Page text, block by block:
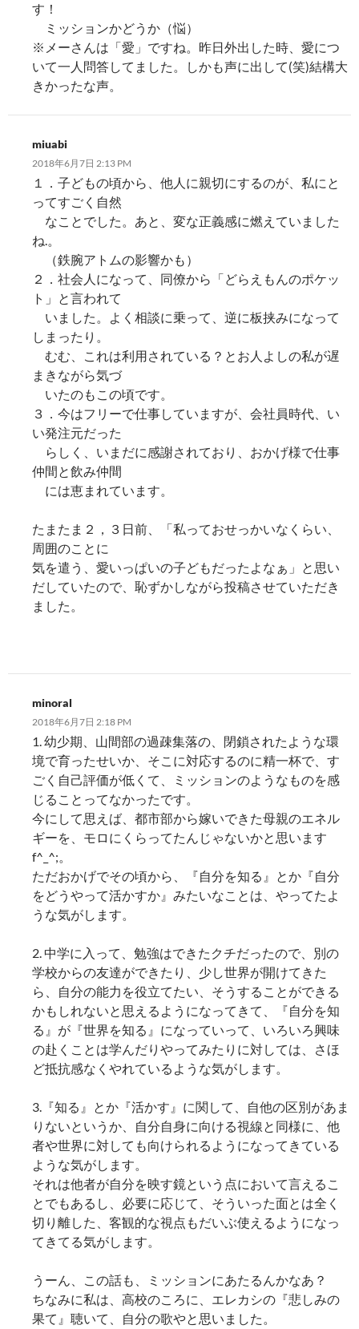
す！
ミッションかどうか（悩）
※メーさんは「愛」ですね。昨日外出した時、愛につ
いて一人問答してました。しかも声に出して(笑)結構大
きかったな声。
miuabi
2018年6月7日 2:13 PM
１．子どもの頃から、他人に親切にするのが、私にと
ってすごく自然
なことでした。あと、変な正義感に燃えていました
ね.。
（鉄腕アトムの影響かも）
２．社会人になって、同僚から「どらえもんのポケッ
ト」と言われて
いました。よく相談に乗って、逆に板挟みになって
しまったり。
むむ、これは利用されている？とお人よしの私が遅
まきながら気づ
いたのもこの頃です。
３．今はフリーで仕事していますが、会社員時代、い
い発注元だった
らしく、いまだに感謝されており、おかげ様で仕事
仲間と飲み仲間
には恵まれています。
たまたま２，３日前、「私っておせっかいなくらい、
周囲のことに
気を遣う、愛いっぱいの子どもだったよなぁ」と思い
だしていたので、恥ずかしながら投稿させていただき
ました。
minoral
2018年6月7日 2:18 PM
1. 幼少期、山間部の過疎集落の、閉鎖されたような環
境で育ったせいか、そこに対応するのに精一杯で、す
ごく自己評価が低くて、ミッションのようなものを感
じることってなかったです。
今にして思えば、都市部から嫁いできた母親のエネル
ギーを、モロにくらってたんじゃないかと思います
f^_^;。
ただおかげでその頃から、『自分を知る』とか『自分
をどうやって活かすか』みたいなことは、やってたよ
うな気がします。
2. 中学に入って、勉強はできたクチだったので、別の
学校からの友達ができたり、少し世界が開けてきた
ら、自分の能力を役立てたい、そうすることができる
かもしれないと思えるようになってきて、『自分を知
る』が『世界を知る』になっていって、いろいろ興味
の赴くことは学んだりやってみたりに対しては、さほ
ど抵抗感なくやれているような気がします。
3.『知る』とか『活かす』に関して、自他の区別があま
りないというか、自分自身に向ける視線と同様に、他
者や世界に対しても向けられるようになってきている
ような気がします。
それは他者が自分を映す鏡という点において言えるこ
とでもあるし、必要に応じて、そういった面とは全く
切り離した、客観的な視点もだいぶ使えるようになっ
てきてる気がします。
うーん、この話も、ミッションにあたるんかなあ？
ちなみに私は、高校のころに、エレカシの『悲しみの
果て』聴いて、自分の歌やと思いました。